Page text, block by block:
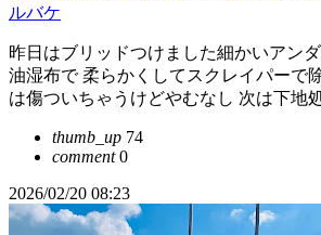
ルバケ
昨日はブリッドつけました細かいアン
油湿布で 柔らかくしてスクレイパーで
は傷ついちゃうけどやむなし 次は下地
thumb_up 74
comment0
2026/02/20 08:23